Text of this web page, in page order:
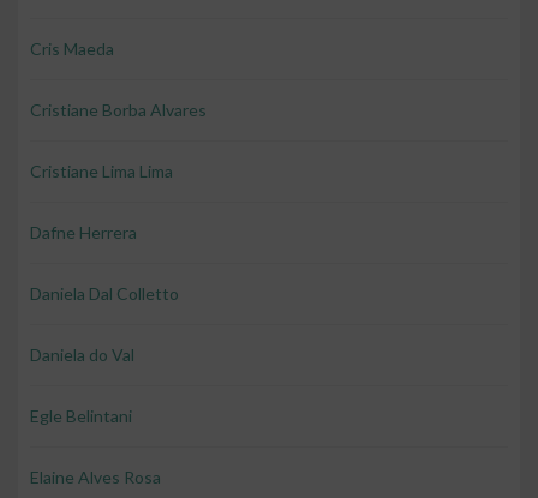
Cris Maeda
Cristiane Borba Alvares
Cristiane Lima Lima
Dafne Herrera
Daniela Dal Colletto
Daniela do Val
Egle Belintani
Elaine Alves Rosa